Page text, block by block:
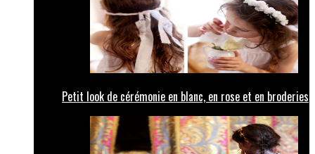
Petit look de cérémonie en blanc, en rose et en broderies